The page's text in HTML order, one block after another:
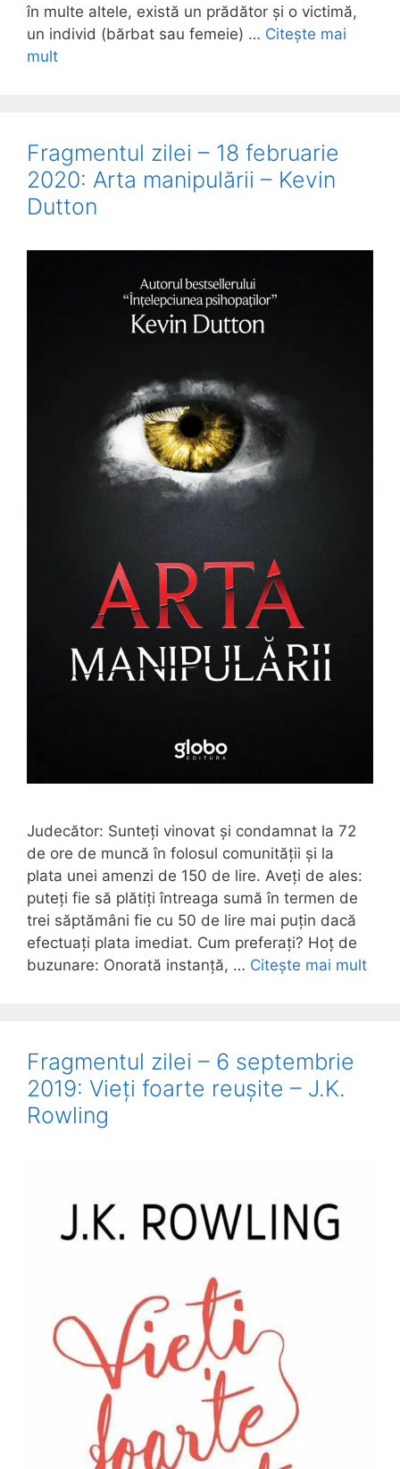
în multe altele, există un prădător și o victimă,
un individ (bărbat sau femeie) … Citește mai
mult
Fragmentul zilei – 18 februarie
2020: Arta manipulării – Kevin
Dutton
Judecător: Sunteți vinovat și condamnat la 72
de ore de muncă în folosul comunității și la
plata unei amenzi de 150 de lire. Aveți de ales:
puteți fie să plătiți întreaga sumă în termen de
trei săptămâni fie cu 50 de lire mai puțin dacă
efectuați plata imediat. Cum preferați? Hoț de
buzunare: Onorată instanță, … Citește mai mult
Fragmentul zilei – 6 septembrie
2019: Vieți foarte reușite – J.K.
Rowling